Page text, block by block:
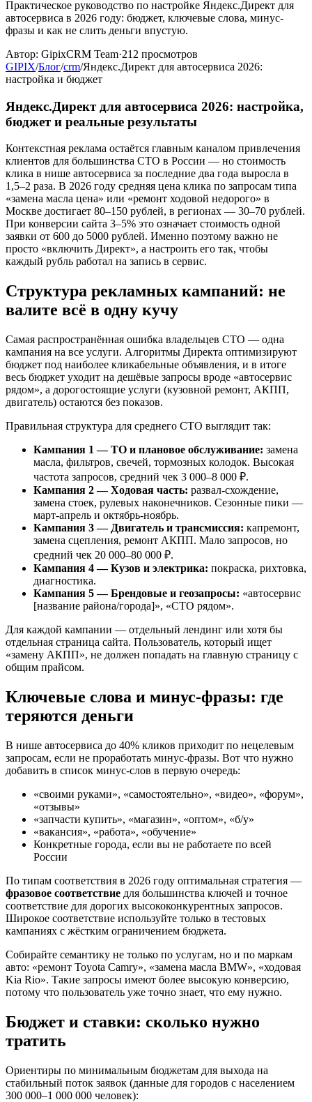
Практическое руководство по настройке Яндекс.Директ для
автосервиса в 2026 году: бюджет, ключевые слова, минус-
фразы и как не слить деньги впустую.
Автор: GipixCRM Team·212 просмотров
GIPIX/Блог/crm/Яндекс.Директ для автосервиса 2026:
настройка и бюджет
Яндекс.Директ для автосервиса 2026: настройка,
бюджет и реальные результаты
Контекстная реклама остаётся главным каналом привлечения
клиентов для большинства СТО в России — но стоимость
клика в нише автосервиса за последние два года выросла в
1,5–2 раза. В 2026 году средняя цена клика по запросам типа
«замена масла цена» или «ремонт ходовой недорого» в
Москве достигает 80–150 рублей, в регионах — 30–70 рублей.
При конверсии сайта 3–5% это означает стоимость одной
заявки от 600 до 5000 рублей. Именно поэтому важно не
просто «включить Директ», а настроить его так, чтобы
каждый рубль работал на запись в сервис.
Структура рекламных кампаний: не
валите всё в одну кучу
Самая распространённая ошибка владельцев СТО — одна
кампания на все услуги. Алгоритмы Директа оптимизируют
бюджет под наиболее кликабельные объявления, и в итоге
весь бюджет уходит на дешёвые запросы вроде «автосервис
рядом», а дорогостоящие услуги (кузовной ремонт, АКПП,
двигатель) остаются без показов.
Правильная структура для среднего СТО выглядит так:
Кампания 1 — ТО и плановое обслуживание: замена
масла, фильтров, свечей, тормозных колодок. Высокая
частота запросов, средний чек 3 000–8 000 ₽.
Кампания 2 — Ходовая часть: развал-схождение,
замена стоек, рулевых наконечников. Сезонные пики —
март-апрель и октябрь-ноябрь.
Кампания 3 — Двигатель и трансмиссия: капремонт,
замена сцепления, ремонт АКПП. Мало запросов, но
средний чек 20 000–80 000 ₽.
Кампания 4 — Кузов и электрика: покраска, рихтовка,
диагностика.
Кампания 5 — Брендовые и геозапросы: «автосервис
[название района/города]», «СТО рядом».
Для каждой кампании — отдельный лендинг или хотя бы
отдельная страница сайта. Пользователь, который ищет
«замену АКПП», не должен попадать на главную страницу с
общим прайсом.
Ключевые слова и минус-фразы: где
теряются деньги
В нише автосервиса до 40% кликов приходит по нецелевым
запросам, если не проработать минус-фразы. Вот что нужно
добавить в список минус-слов в первую очередь:
«своими руками», «самостоятельно», «видео», «форум»,
«отзывы»
«запчасти купить», «магазин», «оптом», «б/у»
«вакансия», «работа», «обучение»
Конкретные города, если вы не работаете по всей
России
По типам соответствия в 2026 году оптимальная стратегия —
фразовое соответствие для большинства ключей и точное
соответствие для дорогих высококонкурентных запросов.
Широкое соответствие используйте только в тестовых
кампаниях с жёстким ограничением бюджета.
Собирайте семантику не только по услугам, но и по маркам
авто: «ремонт Toyota Camry», «замена масла BMW», «ходовая
Kia Rio». Такие запросы имеют более высокую конверсию,
потому что пользователь уже точно знает, что ему нужно.
Бюджет и ставки: сколько нужно
тратить
Ориентиры по минимальным бюджетам для выхода на
стабильный поток заявок (данные для городов с населением
300 000–1 000 000 человек):